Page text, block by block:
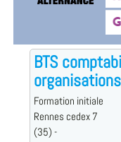
BTS
Formation initiale
Rennes cedex 7
(35) -